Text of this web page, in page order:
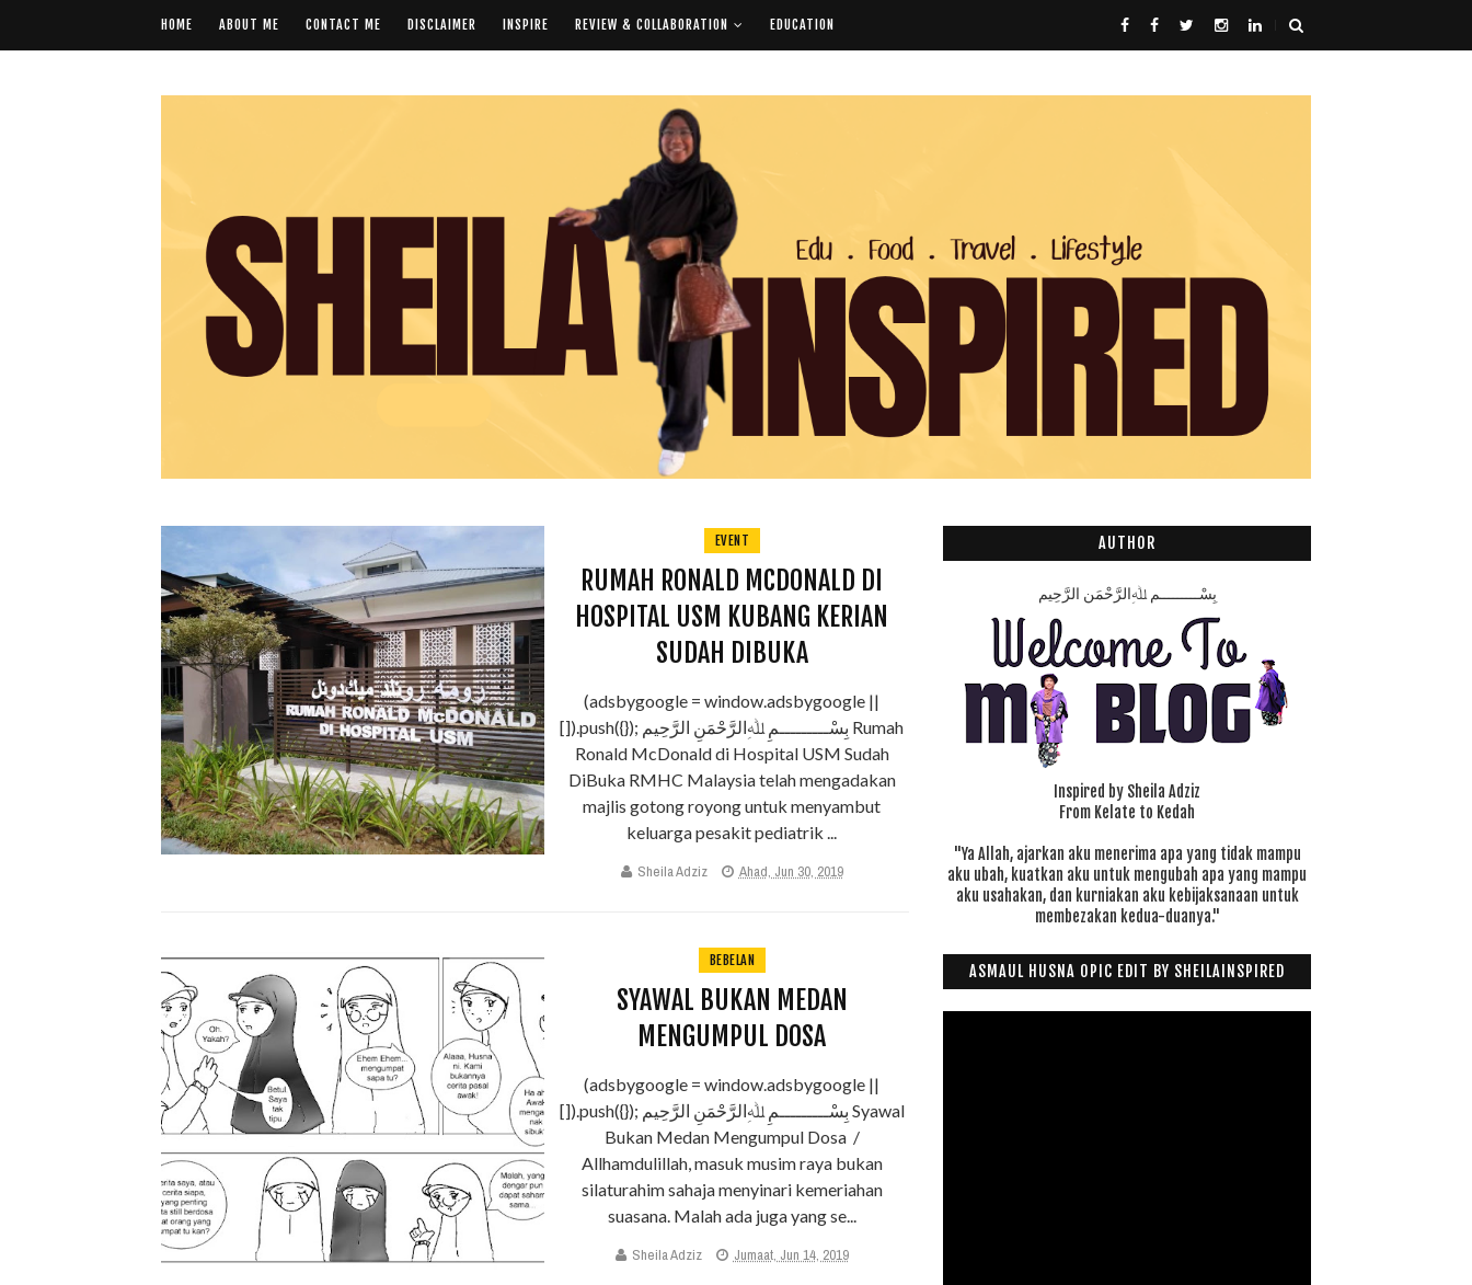
HOME ABOUT ME CONTACT ME DISCLAIMER INSPIRE REVIEW & COLLABORATION EDUCATION
EVENT
RUMAH RONALD MCDONALD DI
HOSPITAL USM KUBANG KERIAN
SUDAH DIBUKA
(adsbygoogle = window.adsbygoogle ||
[]).push({}); بِسْـــــــــمِ ﷲِالرَّحْمَنِ الرَّحِيم Rumah
Ronald McDonald di Hospital USM Sudah
DiBuka RMHC Malaysia telah mengadakan
majlis gotong royong untuk menyambut
keluarga pesakit pediatrik ...
Sheila Adziz Ahad, Jun 30, 2019
BEBELAN
SYAWAL BUKAN MEDAN
MENGUMPUL DOSA
(adsbygoogle = window.adsbygoogle ||
[]).push({}); بِسْـــــــــمِ ﷲِالرَّحْمَنِ الرَّحِيم Syawal
Bukan Medan Mengumpul Dosa /
Allhamdulillah, masuk musim raya bukan
silaturahim sahaja menyinari kemeriahan
suasana. Malah ada juga yang se...
Sheila Adziz Jumaat, Jun 14, 2019
AUTHOR
بِسْـــــــــمِ ﷲِالرَّحْمَنِ الرَّحِيم
Inspired by Sheila Adziz
From Kelate to Kedah
"Ya Allah, ajarkan aku menerima apa yang tidak mampu
aku ubah, kuatkan aku untuk mengubah apa yang mampu
aku usahakan, dan kurniakan aku kebijaksanaan untuk
membezakan kedua-duanya."
ASMAUL HUSNA OPIC EDIT BY SHEILAINSPIRED